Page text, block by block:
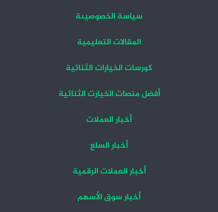
سياسة الخصوصيىة
المقالات التعليمية
كورسات الخيارات الثنائية
أفضل منصات الخيارت الثنائية
أخبار العملات
أخبار السلع
أخبار العملات الرقمية
أخبار سوق الأسهم